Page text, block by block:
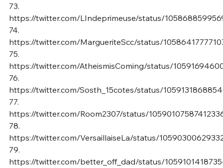
73.
https://twitter.com/LIndeprimeuse/status/
74.
https://twitter.com/MargueriteScc/status/
75.
https://twitter.com/AtheismisComing/status/
76.
https://twitter.com/Sosth_15cotes/status/
77.
https://twitter.com/Room2307/status/
78.
https://twitter.com/VersaillaiseLa/status/
79.
https://twitter.com/better_off_dad/status/